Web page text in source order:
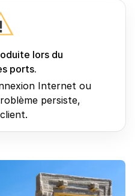
lors du
ports.
Internet ou
persiste,